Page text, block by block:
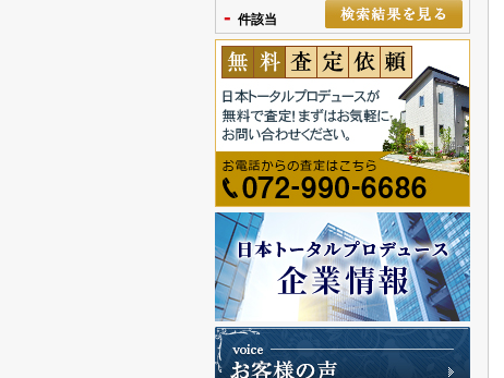
- 件該当